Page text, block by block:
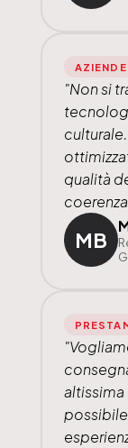
AZIENDE
"Non si
qualità
MB